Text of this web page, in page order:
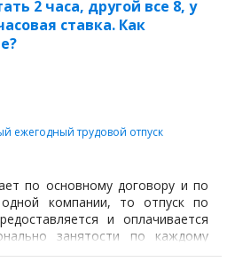
2 часа, другой все 8, у
ставка. Как
ежегодный трудовой отпуск
по основному договору и по
одной компании, то отпуск по
и оплачивается
занятости по каждому
90 и 92 ТК РК).